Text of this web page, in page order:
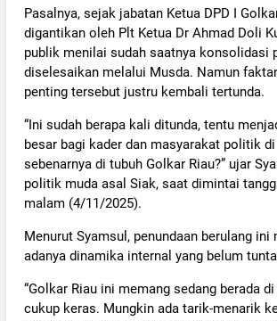
Pasalnya, sejak jabatan Ketua DPD I
digantikan oleh Plt Ketua Dr Ahmad Doli
publik menilai sudah saatnya konsolidasi
diselesaikan melalui Musda. Namun
penting tersebut justru kembali tertunda.
“Ini sudah berapa kali ditunda, tentu
besar bagi kader dan masyarakat politik di
sebenarnya di tubuh Golkar Riau?” ujar
politik muda asal Siak, saat dimintai
malam (4/11/2025).
Menurut Syamsul, penundaan berulang ini
adanya dinamika internal yang belum
“Golkar Riau ini memang sedang berada
cukup keras. Mungkin ada tarik-menarik